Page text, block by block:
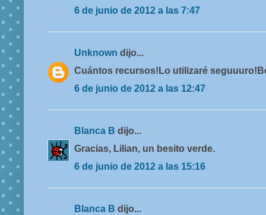
6 de junio de 2012 a las 7:47
Unknown dijo...
Cuántos recursos!Lo utilizaré
6 de junio de 2012 a las 12:47
Blanca B dijo...
Gracias, Lilian, un besito verde.
6 de junio de 2012 a las 15:16
Blanca B dijo...